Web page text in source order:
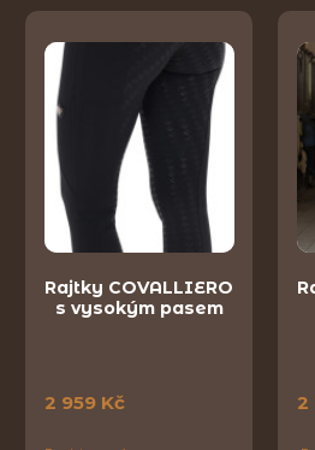
Rajtky COVALLIERO
s vysokým pasem
2 959 Kč 2